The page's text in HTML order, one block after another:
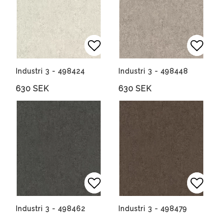
Lägg till i favoritlistan
Lägg till i favoritlistan
Industri 3 - 498424
630 SEK
Industri 3 - 498448
630 SEK
Lägg till i favoritlistan
Lägg till i favoritlistan
Industri 3 - 498462 Industri 3 - 498479